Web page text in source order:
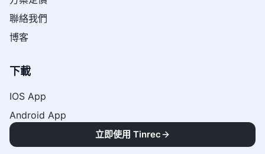
聯絡我們
博客
下載
IOS App
Android App
立即使用 Tinrec